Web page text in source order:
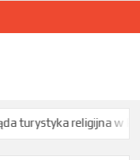
w Polsce?